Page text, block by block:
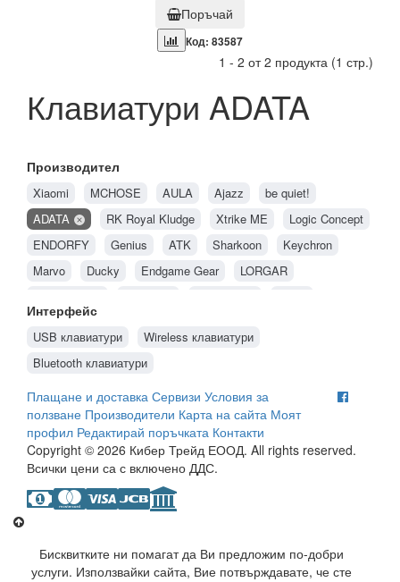
Поръчай
Код: 83587
1 - 2 от 2 продукта (1 стр.)
Клавиатури ADATA
Производител
Xiaomi MCHOSE AULA Ajazz
be quiet!
ADATA
RK Royal Kludge Xtrike ME
Logic Concept
ENDORFY
Genius ATK Sharkoon
Keychron
Marvo
Ducky Endgame Gear
LORGAR
Genesis
Rapoo MSI
Canyon
Roxpower
LogiLink MODECOM OEM
Lenovo
Logitech A4Tech Corsair
Gembird
Dark Project Microsoft
Интерфейс
USB клавиатури
Wireless клавиатури
Bluetooth клавиатури
Плащане и доставка Сервизи Условия за
ползване Производители Карта на сайта Моят
профил Редактирай поръчката Контакти
Copyright © 2026 Кибер Трейд ЕООД. All rights reserved.
Всички цени са с включено ДДС.
Бисквитките ни помагат да Ви предложим по-добри
услуги. Използвайки сайта, Вие потвърждавате, че сте